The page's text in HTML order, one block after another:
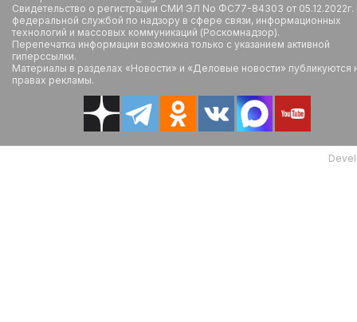
Свидетельство о регистрации СМИ ЭЛ No ФС77-84303 от
федеральной службой по надзору в сфере связи, информационных
технологий и массовых коммуникаций (Роскомнадзор).
Перепечатка информации возможна только с указанием активной
гиперссылки.
Материалы в разделах «Новости» и «Деловые новости» публикуются
правах рекламы.